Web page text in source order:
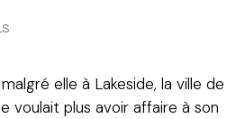
elle à Lakeside, la ville de
voulait plus avoir affaire à son